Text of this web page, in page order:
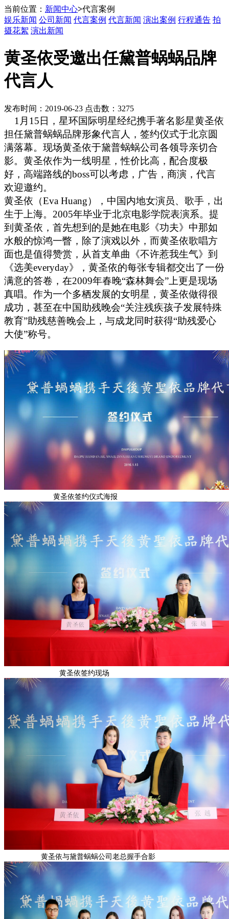
当前位置： 新闻中心>代言案例
娱乐新闻 公司新闻 代言案例 代言新闻 演出案例 行程通告 拍
摄花絮 演出新闻
黄圣依受邀出任黛普蜗蜗品牌
代言人
发布时间：2019-06-23 点击数：3275
1月15日，星环国际明星经纪携手著名影星黄圣依
担任黛普蜗蜗品牌形象代言人，签约仪式于北京圆
满落幕。现场黄圣依于黛普蜗蜗公司各领导亲切合
影。黄圣依作为一线明星，性价比高，配合度极
好，高端路线的boss可以考虑，广告，商演，代言
欢迎邀约。
黄圣依（Eva Huang），中国内地女演员、歌手，出
生于上海。2005年毕业于北京电影学院表演系。提
到黄圣依，首先想到的是她在电影《功夫》中那如
水般的惊鸿一瞥，除了演戏以外，而黄圣依歌唱方
面也是值得赞赏，从首支单曲《不许惹我生气》到
《选美everyday》，黄圣依的每张专辑都交出了一份
满意的答卷，在2009年春晚“森林舞会”上更是现场
真唱。作为一个多栖发展的女明星，黄圣依做得很
成功，甚至在中国助残晚会“关注残疾孩子发展特殊
教育”助残慈善晚会上，与成龙同时获得“助残爱心
大使”称号。
黄圣依签约仪式海报
黄圣依签约现场
黄圣依与黛普蜗蜗公司老总握手合影